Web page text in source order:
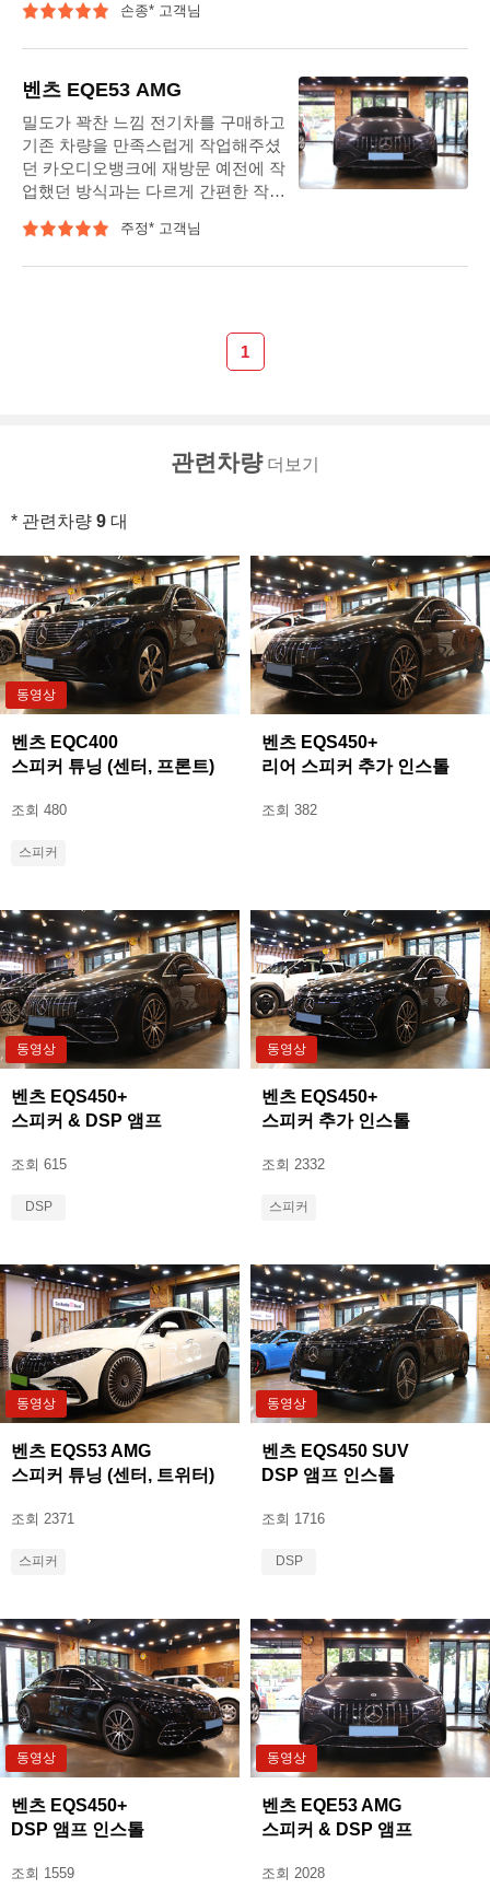
과 매장 청결, 정리 정돈, 진행에도 감
손종* 고객님
벤츠 EQE53 AMG
밀도가 꽉찬 느낌 전기차를 구매하고
기존 차량을 만족스럽게 작업해주셨
던 카오디오뱅크에 재방문 예전에 작
업했던 방식과는 다르게 간편한 작업
뒤,센터스피커 교체를 결정했으니..
이 줄어든 대신 밀도가 꽉찬 느낌이
주정* 고객님
1
관련차량더보기
* 관련차량 9 대
동영상
벤츠 EQC400
스피커 튜닝 (센터, 프론트)
조회 480
스피커
벤츠 EQS450+
리어 스피커 추가 인스톨
조회 382
동영상
벤츠 EQS450+
스피커 & DSP 앰프
조회 615
DSP
동영상
벤츠 EQS450+
스피커 추가 인스톨
조회 2332
스피커
동영상
벤츠 EQS53 AMG
스피커 튜닝 (센터, 트위터)
조회 2371
스피커
동영상
벤츠 EQS450 SUV
DSP 앰프 인스톨
조회 1716
DSP
동영상
벤츠 EQS450+
DSP 앰프 인스톨
조회 1559
동영상
벤츠 EQE53 AMG
스피커 & DSP 앰프
조회 2028